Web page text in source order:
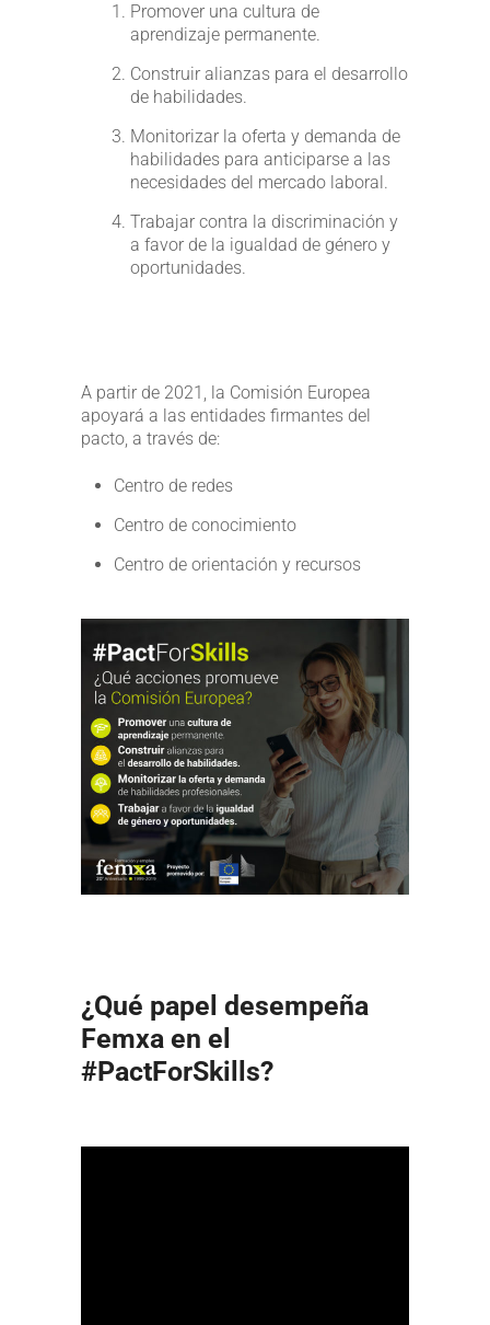
Promover una cultura de
aprendizaje permanente.
Construir alianzas para el desarrollo
de habilidades.
Monitorizar la oferta y demanda de
habilidades para anticiparse a las
necesidades del mercado laboral.
Trabajar contra la discriminación y
a favor de la igualdad de género y
oportunidades.
A partir de 2021, la Comisión Europea
apoyará a las entidades firmantes del
pacto, a través de:
Centro de redes
Centro de conocimiento
Centro de orientación y recursos
¿Qué papel desempeña
Femxa en el
#PactForSkills?